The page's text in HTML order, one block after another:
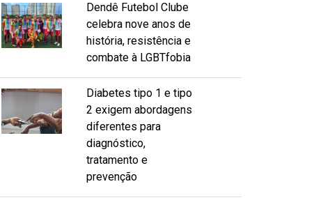
Dendê Futebol Clube
celebra nove anos de
história, resistência e
combate à LGBTfobia
Diabetes tipo 1 e tipo
2 exigem abordagens
diferentes para
diagnóstico,
tratamento e
prevenção